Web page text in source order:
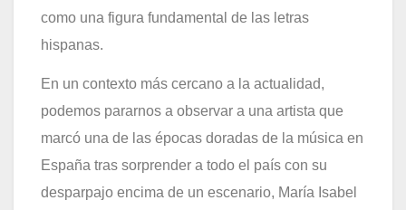
como una figura fundamental de las letras
hispanas.
En un contexto más cercano a la actualidad,
podemos pararnos a observar a una artista que
marcó una de las épocas doradas de la música en
España tras sorprender a todo el país con su
desparpajo encima de un escenario, María Isabel